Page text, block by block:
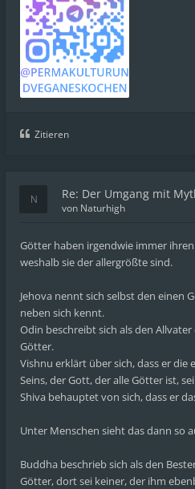
Zitieren
Re: Der Umgang mit
von Naturhigh
Götter haben irgendwie immer
weshalb sie der allergrößte sind.
Jehova nennt sich selbst den einen
neben sich kennt.
Odin beschreibt sich als den
Götter.
Vishnu erklärt über sich, dass er die
Seins, der Gott, der alle Götter ist,
Shiva behauptet von sich, dass er
Unter Menschen sieht das dann so
Buddha beschrieb sich als den
Götter, dort sei keiner, der ihm